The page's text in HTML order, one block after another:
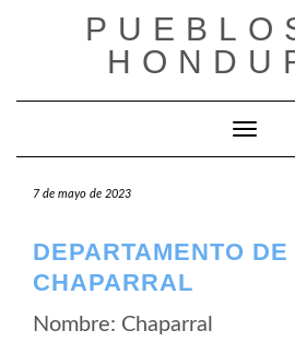
7 de mayo de 2023
DEPARTAMENTO
CHAPARRAL
Nombre: Chaparral